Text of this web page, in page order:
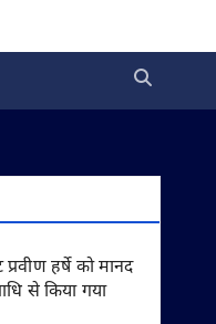
हर्षे को मानद
से किया गया